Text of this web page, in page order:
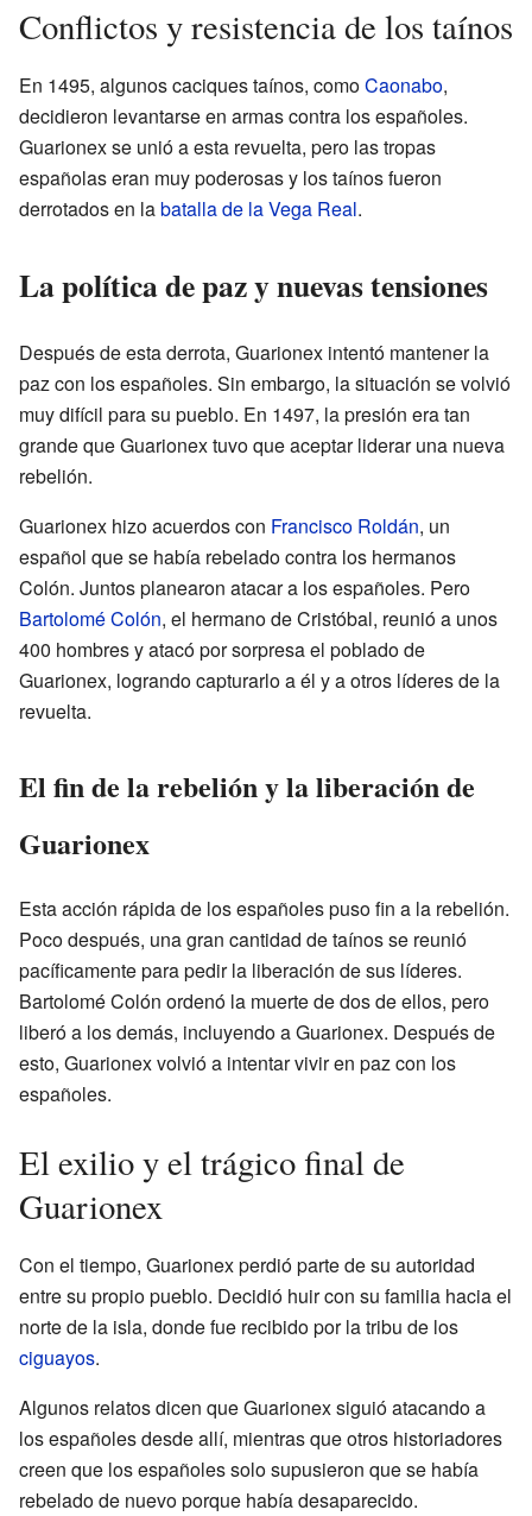
Conflictos y resistencia de los taínos
En 1495, algunos caciques taínos, comoCaonabo,
decidieron levantarse en armas contra los españoles.
Guarionex se unió a esta revuelta, pero las tropas
españolas eran muy poderosas y los taínos fueron
derrotados en labatalla de la Vega Real.
La política de paz y nuevas tensiones
Después de esta derrota, Guarionex intentó mantener la
paz con los españoles. Sin embargo, la situación se volvió
muy difícil para su pueblo. En 1497, la presión era tan
grande que Guarionex tuvo que aceptar liderar una nueva
rebelión.
Guarionex hizo acuerdos con Francisco Roldán, un
español que se había rebelado contra los hermanos
Colón. Juntos planearon atacar a los españoles. Pero
Bartolomé Colón, el hermano de Cristóbal, reunió a unos
400 hombres y atacó por sorpresa el poblado de
Guarionex, logrando capturarlo a él y a otros líderes de la
revuelta.
El fin de la rebelión y la liberación de
Guarionex
Esta acción rápida de los españoles puso fin a la rebelión.
Poco después, una gran cantidad de taínos se reunió
pacíficamente para pedir la liberación de sus líderes.
Bartolomé Colón ordenó la muerte de dos de ellos, pero
liberó a los demás, incluyendo a Guarionex. Después de
esto, Guarionex volvió a intentar vivir en paz con los
españoles.
El exilio y el trágico final de
Guarionex
Con el tiempo, Guarionex perdió parte de su autoridad
entre su propio pueblo. Decidió huir con su familia hacia el
norte de la isla, donde fue recibido por la tribu de los
ciguayos.
Algunos relatos dicen que Guarionex siguió atacando a
los españoles desde allí, mientras que otros historiadores
creen que los españoles solo supusieron que se había
rebelado de nuevo porque había desaparecido.